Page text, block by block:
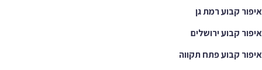
איפור קבוע רמת גן
איפור קבוע ירושלים
איפור קבוע פתח תקווה